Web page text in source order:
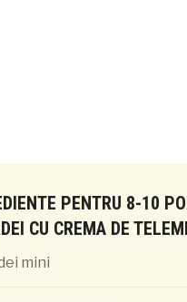
PENTRU 8-10
CU CREMA DE
mini